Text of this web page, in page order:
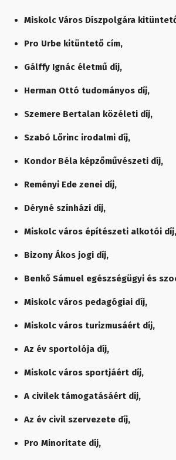
Miskolc Város Díszpolgára
Pro Urbe kitüntető cím,
Gálffy Ignác életmű díj,
Herman Ottó tudományos díj,
Szemere Bertalan közéleti díj,
Szabó Lőrinc irodalmi díj,
Kondor Béla képzőművészeti díj,
Reményi Ede zenei díj,
Déryné színházi díj,
Miskolc város építészeti alkotói díj,
Bizony Ákos jogi díj,
Benkő Sámuel egészségügyi és
Miskolc város pedagógiai díj,
Miskolc város turizmusáért díj,
Az év sportolója díj,
Miskolc város sportjáért díj,
A civilek támogatásáért díj,
Az év civil szervezete díj,
Pro Minoritate díj,